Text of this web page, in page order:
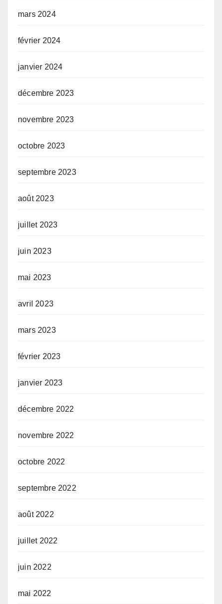
mars 2024
février 2024
janvier 2024
décembre 2023
novembre 2023
octobre 2023
septembre 2023
août 2023
juillet 2023
juin 2023
mai 2023
avril 2023
mars 2023
février 2023
janvier 2023
décembre 2022
novembre 2022
octobre 2022
septembre 2022
août 2022
juillet 2022
juin 2022
mai 2022